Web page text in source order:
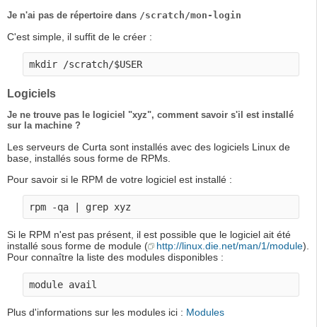
Je n'ai pas de répertoire dans /scratch/mon-login
C'est simple, il suffit de le créer :
mkdir /scratch/$USER
Logiciels
Je ne trouve pas le logiciel "xyz", comment savoir s'il est installé
sur la machine ?
Les serveurs de Curta sont installés avec des logiciels Linux de
base, installés sous forme de RPMs.
Pour savoir si le RPM de votre logiciel est installé :
Si le RPM n'est pas présent, il est possible que le logiciel ait été
installé sous forme de module (
http://linux.die.net/man/1/module).
Pour connaître la liste des modules disponibles :
Plus d'informations sur les modules ici : Modules